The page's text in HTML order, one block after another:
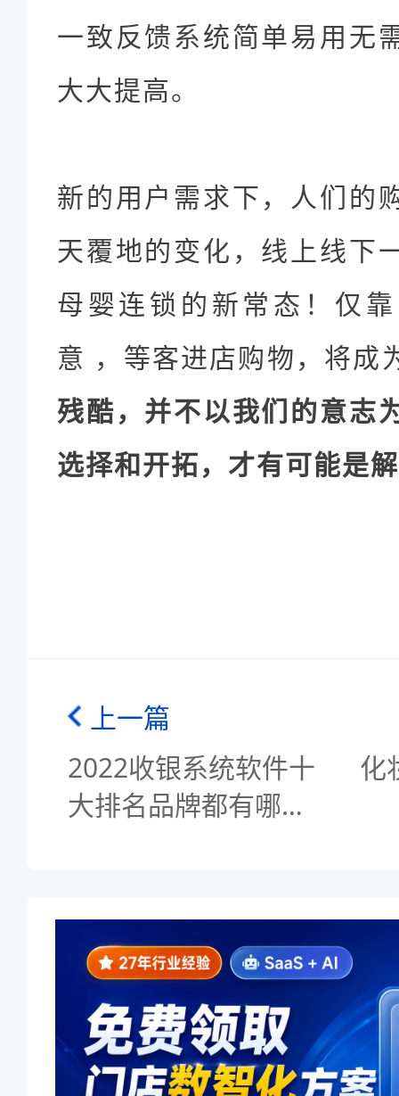
一致反馈系统简单易用无
大大提高。
新的用户需求下，人们的
天覆地的变化，线上线下
母婴连锁的新常态！仅
意 ，等客进店购物，将成
残酷，并不以我们的意志
选择和开拓，才有可能是
上一篇
2022收银系统软件十
大排名品牌都有哪
化